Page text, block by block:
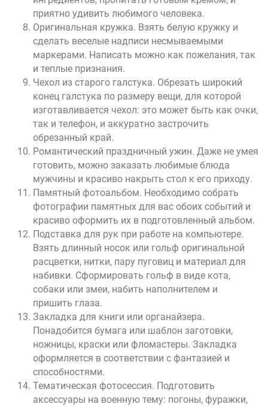
приятно удивить любимого человека.
Оригинальная кружка. Взять белую кружку и
сделать веселые надписи несмываемыми
маркерами. Написать можно как пожелания, так
и теплые признания.
Чехол из старого галстука. Обрезать широкий
конец галстука по размеру вещи, для которой
изготавливается чехол: это может быть как очки,
так и телефон, и аккуратно застрочить
обрезанный край.
Романтический праздничный ужин. Даже не умея
готовить, можно заказать любимые блюда
мужчины и красиво накрыть стол к его приходу.
Памятный фотоальбом. Необходимо собрать
фотографии памятных для вас обоих событий и
красиво оформить их в подготовленный альбом.
Подставка для рук при работе на компьютере.
Взять длинный носок или гольф оригинальной
расцветки, нитки, пару пуговиц и материал для
набивки. Сформировать гольф в виде кота,
собаки или змеи, набить наполнителем и
пришить глаза.
Закладка для книги или органайзера.
Понадобится бумага или шаблон заготовки,
ножницы, краски или фломастеры. Закладка
оформляется в соответствии с фантазией и
способностями.
Тематическая фотосессия. Подготовить
аксессуары на военную тему: погоны, фуражки,